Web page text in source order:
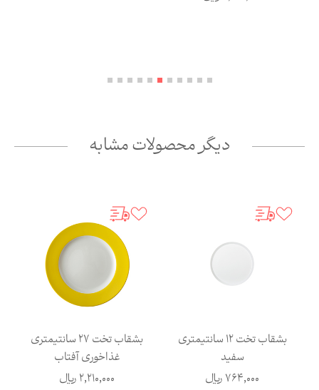
دیگر محصولات مشابه
بشقاب تخت 12 سانتیمتری
سفید
764,000ریال
بشقاب تخت 27 سانتیمتری
غذاخوری آفتاب
2,210,000ریال